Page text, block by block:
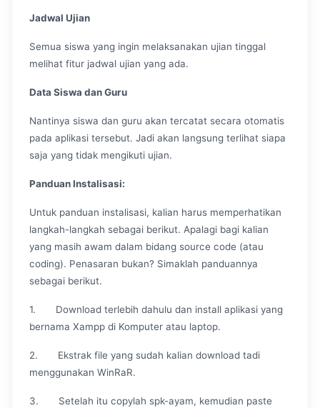
Jadwal Ujian
Semua siswa yang ingin melaksanakan ujian tinggal
melihat fitur jadwal ujian yang ada.
Data Siswa dan Guru
Nantinya siswa dan guru akan tercatat secara otomatis
pada aplikasi tersebut. Jadi akan langsung terlihat siapa
saja yang tidak mengikuti ujian.
Panduan Instalisasi:
Untuk panduan instalisasi, kalian harus memperhatikan
langkah-langkah sebagai berikut. Apalagi bagi kalian
yang masih awam dalam bidang source code (atau
coding). Penasaran bukan? Simaklah panduannya
sebagai berikut.
1. Download terlebih dahulu dan install aplikasi yang
bernama Xampp di Komputer atau laptop.
2. Ekstrak file yang sudah kalian download tadi
menggunakan WinRaR.
3. Setelah itu copylah spk-ayam, kemudian paste